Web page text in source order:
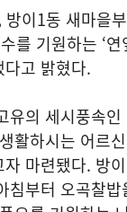
이1동 새마을
를 기원하는 ‘연
고 밝혔다.
유의 세시풍속
활하시는 어르
마련됐다. 방
침부터 오곡찰